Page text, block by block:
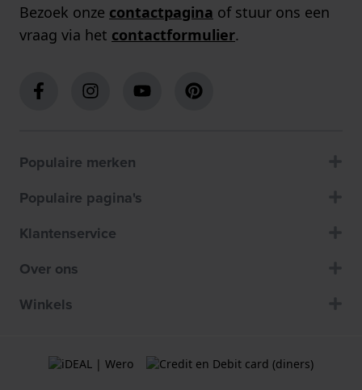
Bezoek onze contactpagina of stuur ons een
vraag via het contactformulier.
Populaire merken
Populaire pagina's
Klantenservice
Over ons
Winkels